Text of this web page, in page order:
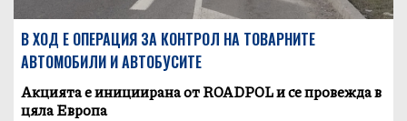
В ХОД Е ОПЕРАЦИЯ ЗА КОНТРОЛ НА ТОВАРНИТЕ
АВТОМОБИЛИ И АВТОБУСИТЕ
Акцията е инициирана от ROADPOL и се провежда в
цяла Европа